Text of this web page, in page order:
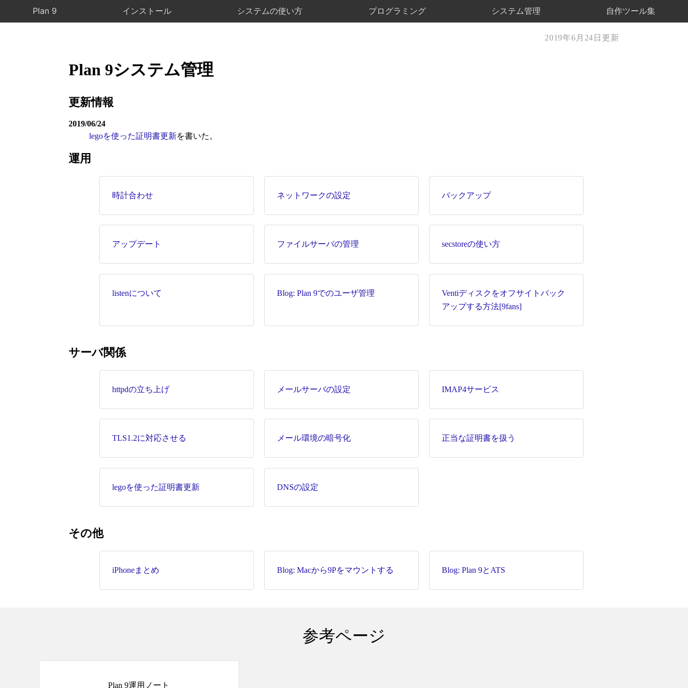
Plan 9 インストール システムの使い方 プログラミング システム管理 自作ツール集
2019年6月24日更新
Plan 9システム管理
更新情報
2019/06/24
legoを使った証明書更新を書いた。
運用
時計合わせ ネットワークの設定 バックアップ
アップデート ファイルサーバの管理 secstoreの使い方
listenについて Blog: Plan 9でのユーザ管理
Ventiディスクをオフサイトバック
アップする方法[9fans]
サーバ関係
httpdの立ち上げ メールサーバの設定 IMAP4サービス
TLS1.2に対応させる メール環境の暗号化 正当な証明書を扱う
legoを使った証明書更新 DNSの設定
その他
iPhoneまとめ Blog: Macから9Pをマウントする Blog: Plan 9とATS
参考ページ
Plan 9運用ノート